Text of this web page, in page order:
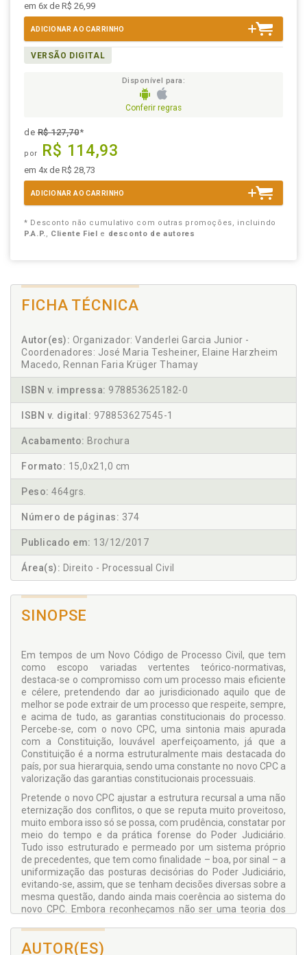
em 6x de R$ 26,99
ADICIONAR AO CARRINHO
VERSÃO DIGITAL
Disponível para:
Conferir regras
deR$ 127,70*
por R$ 114,93
em 4x de R$ 28,73
ADICIONAR AO CARRINHO
* Desconto não cumulativo com outras promoções, incluindo
P.A.P., Cliente Fiel e desconto de autores
FICHA TÉCNICA
Autor(es): Organizador: Vanderlei Garcia Junior -
Coordenadores: José Maria Tesheiner, Elaine Harzheim
Macedo, Rennan Faria Krüger Thamay
ISBN v. impressa: 978853625182-0
ISBN v. digital: 978853627545-1
Acabamento: Brochura
Formato: 15,0x21,0 cm
Peso: 464grs.
Número de páginas: 374
Publicado em: 13/12/2017
Área(s): Direito - Processual Civil
SINOPSE
Em tempos de um Novo Código de Processo Civil, que tem
como escopo variadas vertentes teórico-normativas,
destaca-se o compromisso com um processo mais eficiente
e célere, pretendendo dar ao jurisdicionado aquilo que de
melhor se pode extrair de um processo que respeite, sempre,
e acima de tudo, as garantias constitucionais do processo.
Percebe-se, com o novo CPC, uma sintonia mais apurada
com a Constituição, louvável aperfeiçoamento, já que a
Constituição é a norma estruturalmente mais destacada do
país, por sua hierarquia, sendo uma constante no novo CPC a
valorização das garantias constitucionais processuais.
Pretende o novo CPC ajustar a estrutura recursal a uma não
eternização dos conflitos, o que se reputa muito proveitoso,
muito embora isso só se possa, com prudência, constatar por
meio do tempo e da prática forense do Poder Judiciário.
Tudo isso estruturado e permeado por um sistema próprio
de precedentes, que tem como finalidade – boa, por sinal – a
uniformização das posturas decisórias do Poder Judiciário,
evitando-se, assim, que se tenham decisões diversas sobre a
mesma questão, dando ainda mais coerência ao sistema do
novo CPC. Embora reconheçamos não ser uma teoria dos
com esse novo CPC, uma teoria dos precedentes “à
brasileira”.
AUTOR(ES)